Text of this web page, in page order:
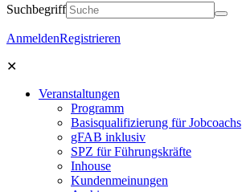
Suchbegriff
AnmeldenRegistrieren
✕
Veranstaltungen
Programm
Basisqualifizierung für Jobcoachs
gFAB inklusiv
SPZ für Führungskräfte
Inhouse
Kundenmeinungen